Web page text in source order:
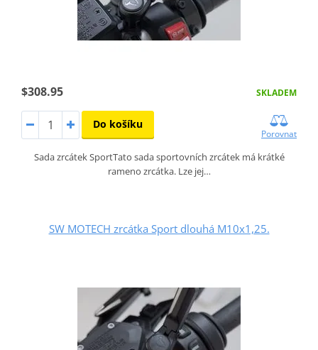
$308.95 SKLADEM
Do košíku
Porovnat
Sada zrcátek SportTato sada sportovních zrcátek má krátké
rameno zrcátka. Lze jej…
SW MOTECH zrcátka Sport dlouhá M10x1,25.